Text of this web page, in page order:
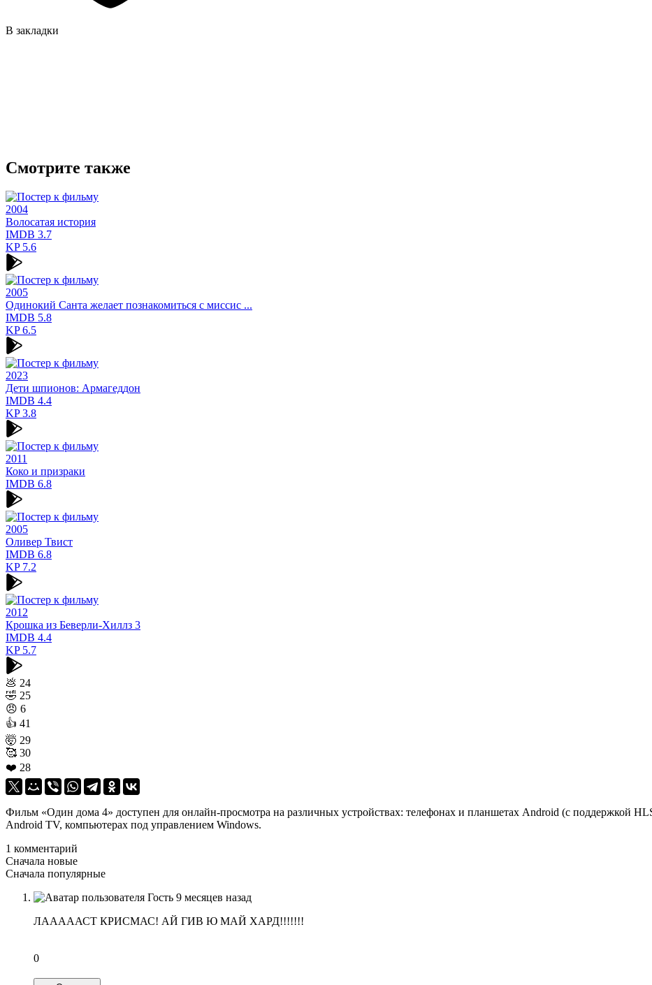
В закладки
Смотрите также
2004
Волосатая история
IMDB 3.7
KP5.6
2005
Одинокий Санта желает познакомиться с миссис ...
IMDB 5.8
KP6.5
2023
Дети шпионов: Армагеддон
IMDB 4.4
KP3.8
2011
Коко и призраки
IMDB 6.8
2005
Оливер Твист
IMDB 6.8
KP7.2
2012
Крошка из Беверли-Хиллз 3
IMDB 4.4
KP5.7
💩 24
🤣 25
😠 6
👍 41
🤯 29
🥰 30
❤️ 28
Фильм «Один дома 4» доступен для онлайн-просмотра на различных устройствах: телефонах и планшетах Android (с поддержкой
Android TV, компьютерах под управлением Windows.
1 комментарий
Сначала новые
Сначала популярные
Гость 9 месяцев назад
ЛАААААСТ КРИСМАС! АЙ ГИВ Ю МАЙ ХАРД!!!!!!!
0